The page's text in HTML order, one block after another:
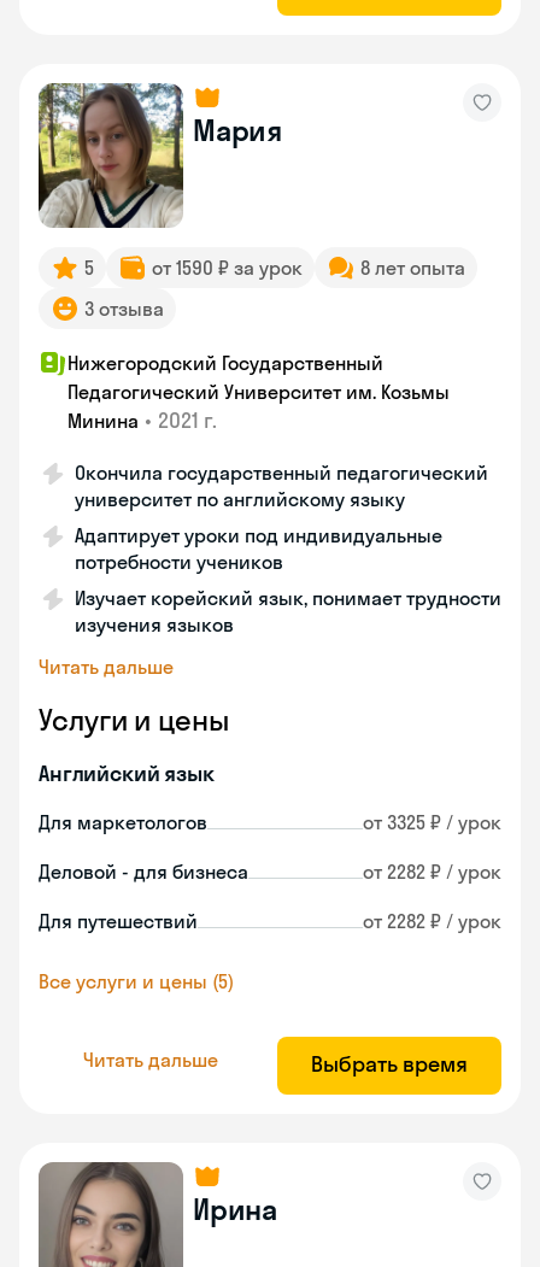
Мария
5 от 1590 ₽ за урок
8 лет опыта
3 отзыва
Нижегородский Государственный
Педагогический Университет им. Козьмы
Минина • 2021 г.
Окончила государственный педагогический
университет по английскому языку
Адаптирует уроки под индивидуальные
потребности учеников
Изучает корейский язык, понимает трудности
изучения языков
Читать дальше
Услуги и цены
Английский язык
Для маркетологов от 3325 ₽ / урок
Деловой - для бизнеса от 2282 ₽ / урок
Для путешествий от 2282 ₽ / урок
Все услуги и цены (5)
Читать дальше Выбрать время
Ирина